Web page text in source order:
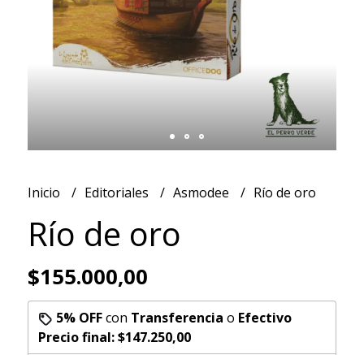
Inicio Editoriales Asmodee Río de oro
Río de oro
$155.000,00
5% OFFcon Transferencia o Efectivo
Precio final:$147.250,00